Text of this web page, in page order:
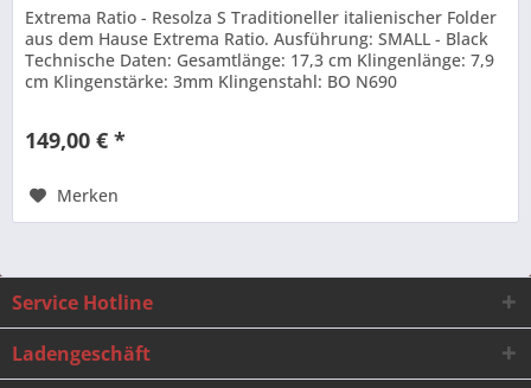
Extrema Ratio - Resolza S Traditioneller italienischer Folder
aus dem Hause Extrema Ratio. Ausführung: SMALL - Black
Technische Daten: Gesamtlänge: 17,3 cm Klingenlänge: 7,9
cm Klingenstärke: 3mm Klingenstahl: BO N690
149,00 € *
Merken
Service Hotline
Ladengeschäft